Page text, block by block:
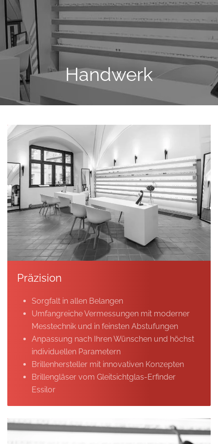
Skip to main content
Handwerk
Präzision
Sorgfalt in allen Belangen
Umfangreiche Vermessungen mit moderner
Messtechnik und in feinsten Abstufungen
Anpassung nach Ihren Wünschen und höchst
individuellen Parametern
Brillenhersteller mit innovativen Konzepten
Brillengläser vom Gleitsichtglas-Erfinder
Essilor